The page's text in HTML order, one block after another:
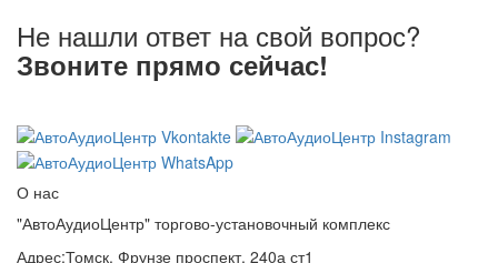
Не нашли ответ на свой вопрос?
Звоните прямо сейчас!
О нас
"АвтоАудиоЦентр" торгово-установочный комплекс
Адрес:Томск, Фрунзе проспект, 240а ст1